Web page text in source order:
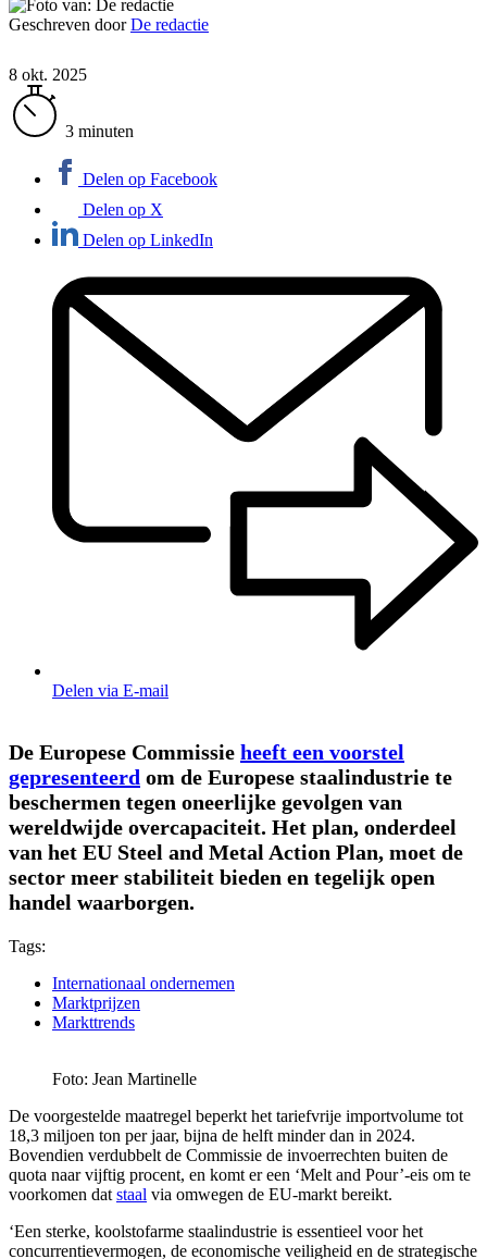
Geschreven doorDe redactie
8 okt. 2025
3 minuten
Delen op Facebook
Delen op X
Delen op LinkedIn
Delen via E-mail
De Europese Commissie heeft een voorstel
gepresenteerd om de Europese staalindustrie te
beschermen tegen oneerlijke gevolgen van
wereldwijde overcapaciteit. Het plan, onderdeel
van het EU Steel and Metal Action Plan, moet de
sector meer stabiliteit bieden en tegelijk open
handel waarborgen.
Tags:
Internationaal ondernemen
Marktprijzen
Markttrends
Foto: Jean Martinelle
De voorgestelde maatregel beperkt het tariefvrije importvolume tot
18,3 miljoen ton per jaar, bijna de helft minder dan in 2024.
Bovendien verdubbelt de Commissie de invoerrechten buiten de
quota naar vijftig procent, en komt er een ‘Melt and Pour’-eis om te
voorkomen dat staal via omwegen de EU-markt bereikt.
‘Een sterke, koolstofarme staalindustrie is essentieel voor het
concurrentievermogen, de economische veiligheid en de strategische